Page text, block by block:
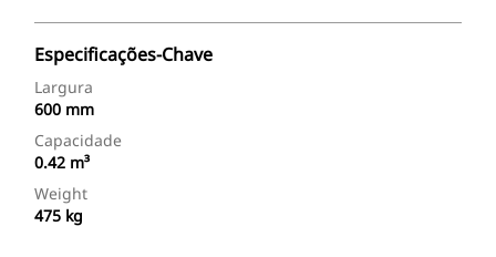
Especificações-Chave
Largura
600 mm
Capacidade
0.42 m³
Weight
475 kg